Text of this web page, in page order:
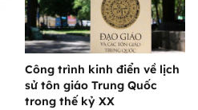
Công trình kinh điển về lịch
sử tôn giáo Trung Quốc
trong thế kỷ XX